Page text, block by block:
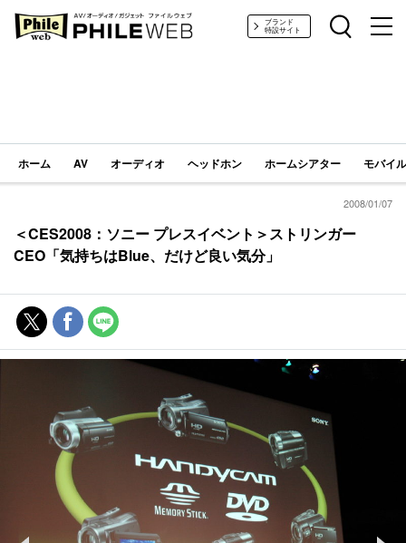
PHILE WEB｜AV/オーディオ/ガジェットブランド
特設サイト
ホーム AV オーディオ ヘッドホン ホームシアター モバイ
2008/01/07
＜CES2008：ソニー プレスイベント＞ストリンガー
CEO「気持ちはBlue、だけど良い気分」